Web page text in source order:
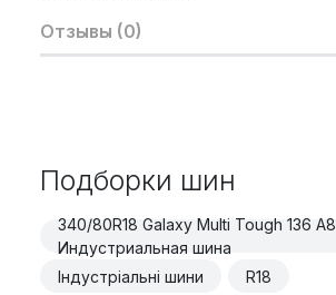
Отзывы (0)
Подборки шин
340/80R18 Galaxy Multi Tough 136 A8
Индустриальная шина
Індустріальні шини
R18